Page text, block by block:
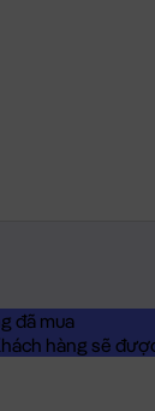
đã mua
hàng sẽ